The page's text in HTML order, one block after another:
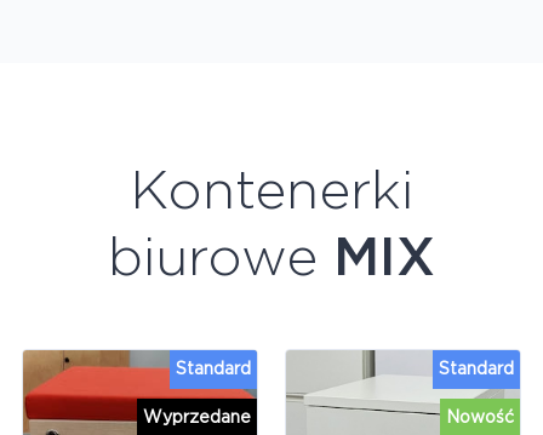
Kontenerki
biurowe MIX
Wyprzedane
Standard
Nowość
Standard